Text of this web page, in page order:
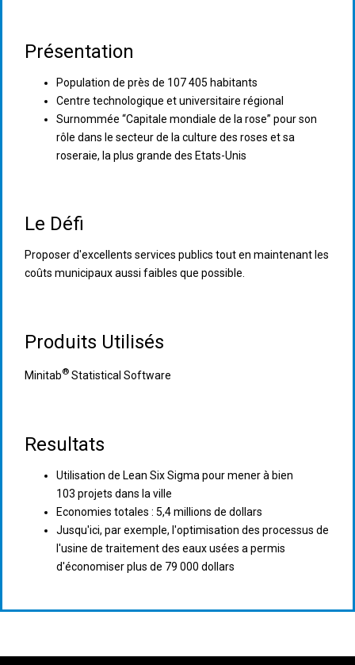
Présentation
Population de près de 107 405 habitants
Centre technologique et universitaire régional
Surnommée “Capitale mondiale de la rose” pour son
rôle dans le secteur de la culture des roses et sa
roseraie, la plus grande des Etats-Unis
Le Défi
Proposer d'excellents services publics tout en maintenant les
coûts municipaux aussi faibles que possible.
Produits Utilisés
Minitab® Statistical Software
Resultats
Utilisation de Lean Six Sigma pour mener à bien
103 projets dans la ville
Economies totales : 5,4 millions de dollars
Jusqu'ici, par exemple, l'optimisation des processus de
l'usine de traitement des eaux usées a permis
d'économiser plus de 79 000 dollars